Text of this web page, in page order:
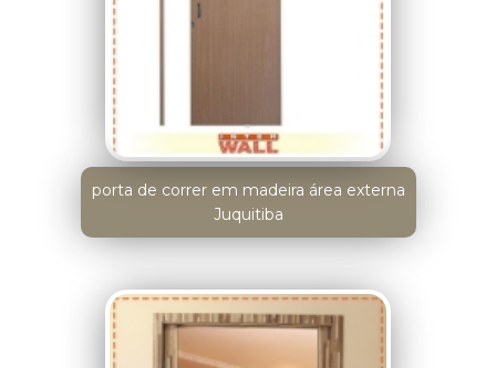
porta de correr em madeira área externa
Juquitiba